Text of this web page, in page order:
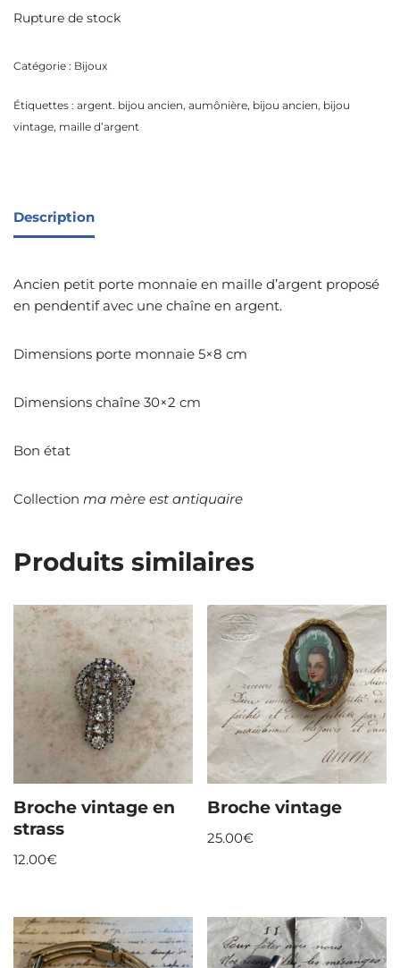
Rupture de stock
Catégorie : Bijoux
Étiquettes : argent. bijou ancien, aumônière, bijou ancien, bijou
vintage, maille d’argent
Description
Ancien petit porte monnaie en maille d’argent proposé
en pendentif avec une chaîne en argent.
Dimensions porte monnaie 5×8 cm
Dimensions chaîne 30×2 cm
Bon état
Collection ma mère est antiquaire
Produits similaires
Broche vintage en
strass
12.00€
Broche vintage
25.00€